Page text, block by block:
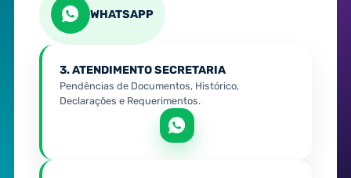
WHATSAPP
3. ATENDIMENTO SECRETARIA
Pendências de Documentos, Histórico,
Declarações e Requerimentos.